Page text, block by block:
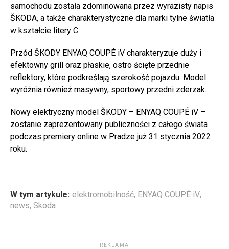
samochodu została zdominowana przez wyrazisty napis
ŠKODA, a także charakterystyczne dla marki tylne światła
w kształcie litery C.
Przód ŠKODY ENYAQ COUPÉ iV charakteryzuje duży i
efektowny grill oraz płaskie, ostro ścięte przednie
reflektory, które podkreślają szerokość pojazdu. Model
wyróżnia również masywny, sportowy przedni zderzak.
Nowy elektryczny model ŠKODY – ENYAQ COUPÉ iV –
zostanie zaprezentowany publiczności z całego świata
podczas premiery online w Pradze już 31 stycznia 2022
roku.
W tym artykule: elektromobilność, ENYAQ COUPÉ iV,
news, Skoda
REKLAMA